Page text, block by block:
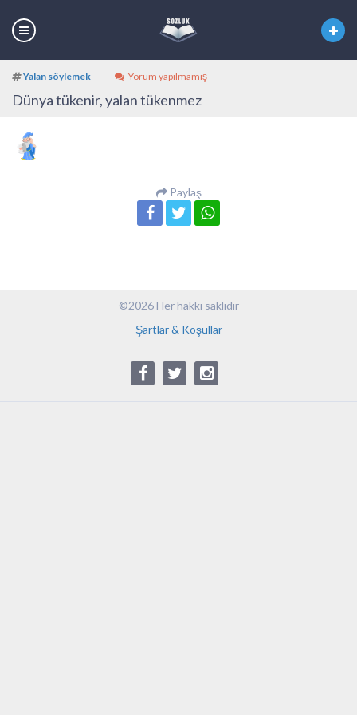
Yalan söylemek Yorum yapılmamış
Dünya tükenir, yalan tükenmez
Paylaş
©2026 Her hakkı saklıdır
Şartlar & Koşullar